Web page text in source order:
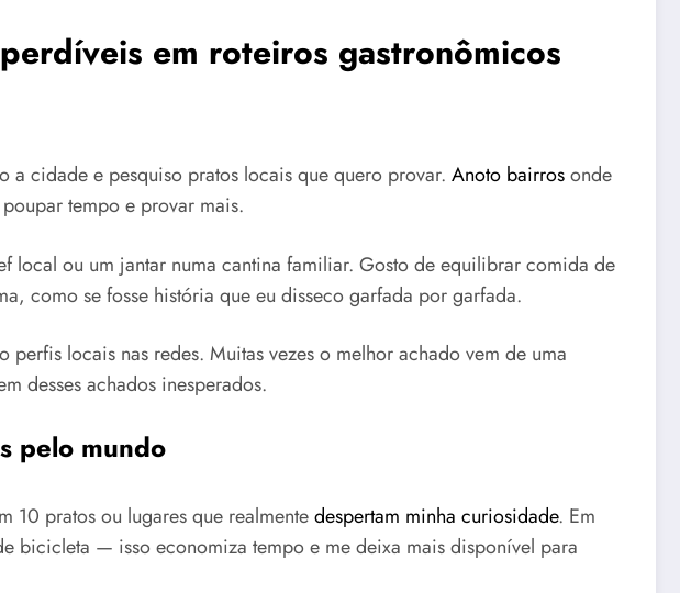
em roteiros gastronômicos
a cidade e pesquiso pratos locais que quero provar. Anoto bairrosonde
tempo e provar mais.
local ou um jantar numa cantina familiar. Gosto de equilibrar comida de
como se fosse história que eu disseco garfada por garfada.
locais nas redes. Muitas vezes o melhor achado vem de uma
desses achados inesperados.
pelo mundo
10 pratos ou lugares que realmentedespertam minha curiosidade. Em
bicicleta — isso economiza tempo e me deixa mais disponível para